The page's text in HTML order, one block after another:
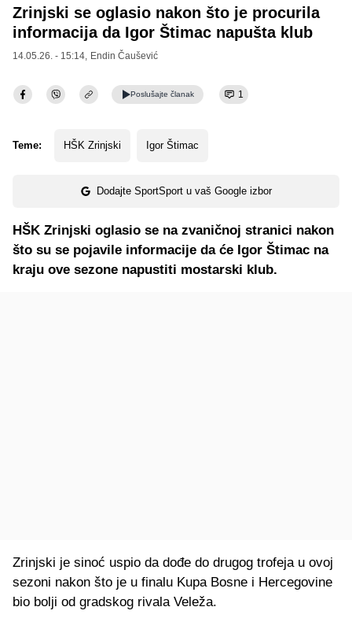
Zrinjski se oglasio nakon što je procurila
informacija da Igor Štimac napušta klub
14.05.26. - 15:14, Endin Čaušević
Poslušajte članak 1
Teme: HŠK Zrinjski Igor Štimac
Dodajte SportSport u vaš Google izbor
HŠK Zrinjski oglasio se na zvaničnoj stranici nakon
što su se pojavile informacije da će Igor Štimac na
kraju ove sezone napustiti mostarski klub.
Zrinjski je sinoć uspio da dođe do drugog trofeja u ovoj
sezoni nakon što je u finalu Kupa Bosne i Hercegovine
bio bolji od gradskog rivala Veleža.